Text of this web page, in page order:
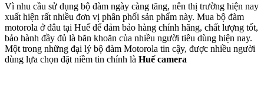
Vì nhu cầu sử dụng bộ đàm ngày càng tăng, nên thị trường hiện nay
xuất hiện rất nhiều đơn vị phân phối sản phẩm này. Mua bộ đàm
motorola ở đâu tại Huế để đảm bảo hàng chính hãng, chất lượng tốt,
bảo hành đầy đủ là băn khoăn của nhiều người tiêu dùng hiện nay.
Một trong những đại lý bộ đàm Motorola tin cậy, được nhiều người
dùng lựa chọn đặt niềm tin chính là Huế camera